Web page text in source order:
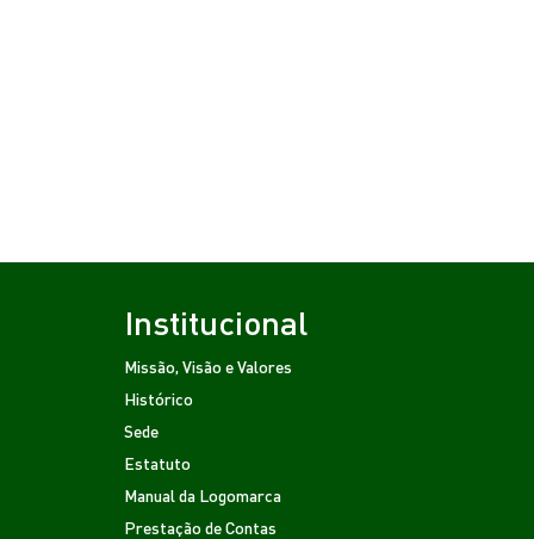
Institucional
Missão, Visão e Valores
Histórico
Sede
Estatuto
Manual da Logomarca
Prestação de Contas